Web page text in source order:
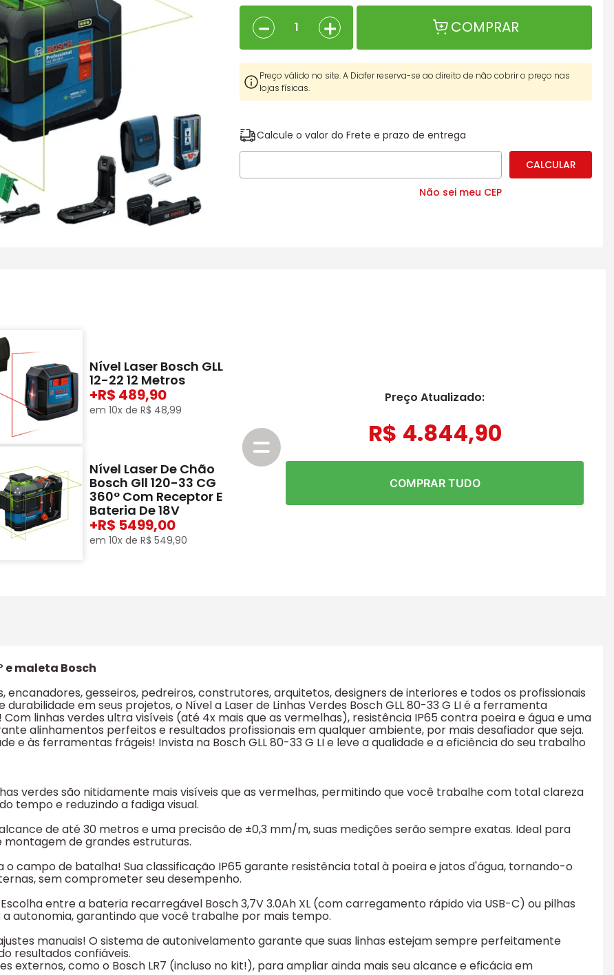
＋
－ COMPRAR
Preço válido no site. A Diafer reserva-se ao direito de não cobrir o preço nas
lojas físicas.
Calcule o valor do Frete e prazo de entrega
Não sei meu CEP
Nível Laser Bosch GLL
12-22 12 Metros
+ 489,90
em10x deR$ 48,99
Nível Laser De Chão
Bosch Gll 120-33 CG
360° Com Receptor E
Bateria De 18V
+ 5499,00
em10x deR$ 549,90
Preço Atualizado:
R$ 4.844,90
COMPRAR TUDO
e maleta Bosch
gesseiros, pedreiros, construtores, arquitetos, designers de interiores e todos os profissionais
em seus projetos, o Nível a Laser de Linhas Verdes Bosch GLL 80-33 G LI é a ferramenta
linhas verdes ultra visíveis (até 4x mais que as vermelhas), resistência IP65 contra poeira e água e uma
alinhamentos perfeitos e resultados profissionais em qualquer ambiente, por mais desafiador que seja.
e às ferramentas frágeis! Invista na Bosch GLL 80-33 G LI e leve a qualidade e a eficiência do seu trabalho
verdes são nitidamente mais visíveis que as vermelhas, permitindo que você trabalhe com total clareza
tempo e reduzindo a fadiga visual.
de até 30 metros e uma precisão de ±0,3 mm/m, suas medições serão sempre exatas. Ideal para
montagem de grandes estruturas.
campo de batalha! Sua classificação IP65 garante resistência total à poeira e jatos d'água, tornando-o
sem comprometer seu desempenho.
entre a bateria recarregável Bosch 3,7V 3.0Ah XL (com carregamento rápido via USB-C) ou pilhas
autonomia, garantindo que você trabalhe por mais tempo.
manuais! O sistema de autonivelamento garante que suas linhas estejam sempre perfeitamente
resultados confiáveis.
externos, como o Bosch LR7 (incluso no kit!), para ampliar ainda mais seu alcance e eficácia em